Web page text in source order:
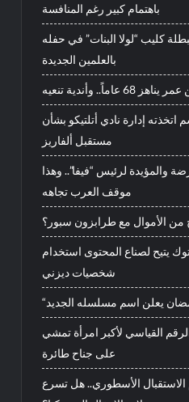
باهتمام كبير رغم المنافسة
كليب “لولا البنات” في حفله
بالعلمين الجديدة
وأندية تنعيه
إدارة نادي أتلتيكو بشأن
مستقبل ألفاريز
والمؤيدة لرئيس “فيفا”.. وهذا
موقف العرب تجاهه
الأموال مع طرابزون سبور؟
يتيح لصناع المحتوى استخدام
شخصيات ديزني
يعلن اسم مسلسله الجديد
تحطم الرقم القياسي لأكبر امرأة تمشي
على جناح طائرة
الأسطوري.. هل تسرع